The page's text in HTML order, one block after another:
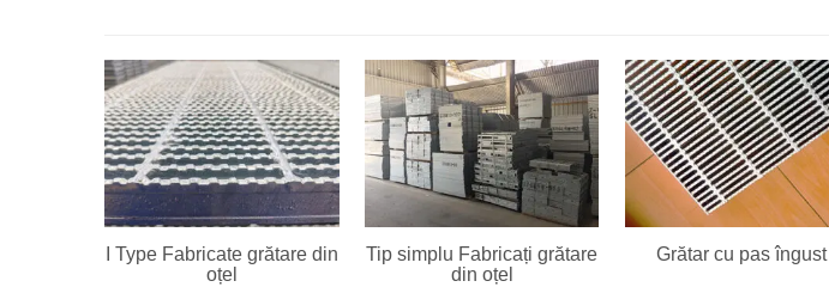
I Type Fabricate grătare din
oțel
Tip simplu Fabricați grătare
din oțel
Grătar cu pas îngust